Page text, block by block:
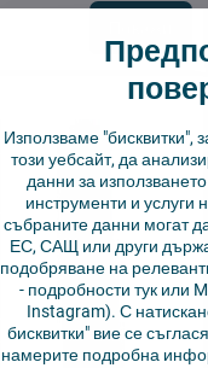
Използваме "бисквитки",
този уебсайт, да
данни за
инструменти и услуги
събраните данни могат
ЕС, САЩ или други
подобряване на
- подробности тукили
Instagram). С
бисквитки" вие се
намерите подробна